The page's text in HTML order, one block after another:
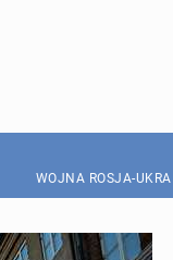
WOJNA ROSJA-